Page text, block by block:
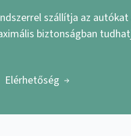
szállítja az autókat
biztonságban
Elérhetőség